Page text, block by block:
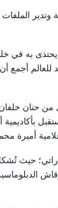
الملفات
به في
أجمع
من حنان
أميرة